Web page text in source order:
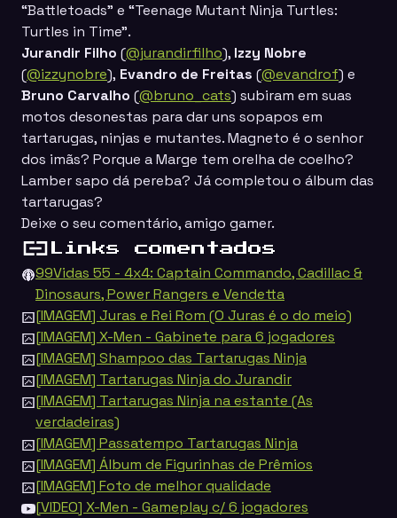
“Battletoads” e “Teenage Mutant Ninja Turtles:
Turtles in Time”.
Jurandir Filho (@jurandirfilho), Izzy Nobre
(@izzynobre), Evandro de Freitas (@evandrof) e
Bruno Carvalho (@bruno_cats) subiram em suas
motos desonestas para dar uns sopapos em
tartarugas, ninjas e mutantes. Magneto é o senhor
dos imãs? Porque a Marge tem orelha de coelho?
Lamber sapo dá pereba? Já completou o álbum das
tartarugas?
Deixe o seu comentário, amigo gamer.
Links comentados
99Vidas 55 - 4x4: Captain Commando, Cadillac &
Dinosaurs, Power Rangers e Vendetta
[IMAGEM] Juras e Rei Rom (O Juras é o do meio)
[IMAGEM] X-Men - Gabinete para 6 jogadores
[IMAGEM] Shampoo das Tartarugas Ninja
[IMAGEM] Tartarugas Ninja do Jurandir
[IMAGEM] Tartarugas Ninja na estante (As
verdadeiras)
[IMAGEM] Passatempo Tartarugas Ninja
[IMAGEM] Álbum de Figurinhas de Prêmios
[IMAGEM] Foto de melhor qualidade
[VIDEO] X-Men - Gameplay c/ 6 jogadores